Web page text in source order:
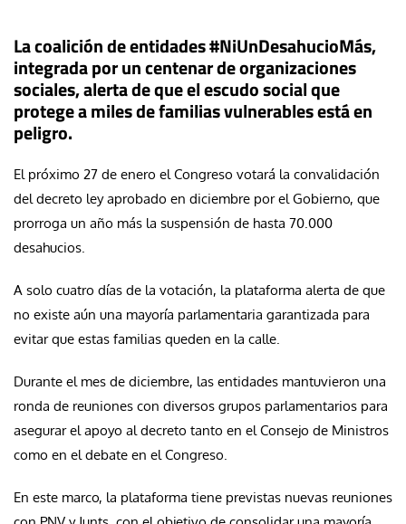
La coalición de entidades #NiUnDesahucioMás,
integrada por un centenar de organizaciones
sociales, alerta de que el escudo social que
protege a miles de familias vulnerables está en
peligro.
El próximo 27 de enero el Congreso votará la convalidación
del decreto ley aprobado en diciembre por el Gobierno, que
prorroga un año más la suspensión de hasta 70.000
desahucios.
A solo cuatro días de la votación, la plataforma alerta de que
no existe aún una mayoría parlamentaria garantizada para
evitar que estas familias queden en la calle.
Durante el mes de diciembre, las entidades mantuvieron una
ronda de reuniones con diversos grupos parlamentarios para
asegurar el apoyo al decreto tanto en el Consejo de Ministros
como en el debate en el Congreso.
En este marco, la plataforma tiene previstas nuevas reuniones